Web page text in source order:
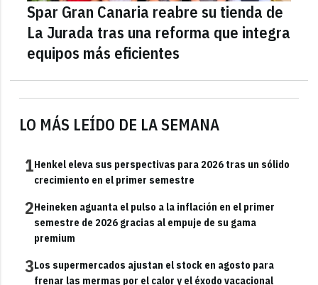
LO MÁS LEÍDO DE LA SEMANA
1Henkel eleva sus perspectivas para 2026 tras un sólido
crecimiento en el primer semestre
2Heineken aguanta el pulso a la inflación en el primer
semestre de 2026 gracias al empuje de su gama
premium
3Los supermercados ajustan el stock en agosto para
frenar las mermas por el calor y el éxodo vacacional
Spar Gran Canaria reabre su tienda de
La Jurada tras una reforma que integra
equipos más eficientes